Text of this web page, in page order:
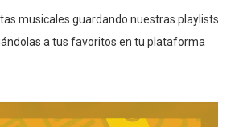
musicales guardando nuestras playlists
a tus favoritos en tu plataforma